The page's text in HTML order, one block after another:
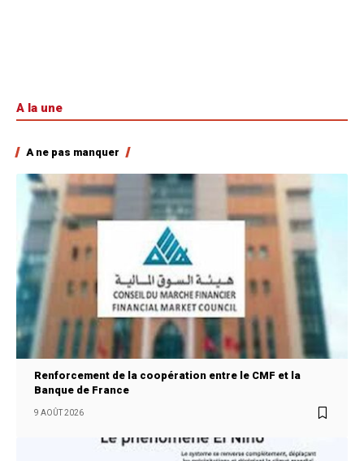
A la une
A ne pas manquer
Renforcement de la coopération entre le CMF et la
Banque de France
9 AOÛT 2026